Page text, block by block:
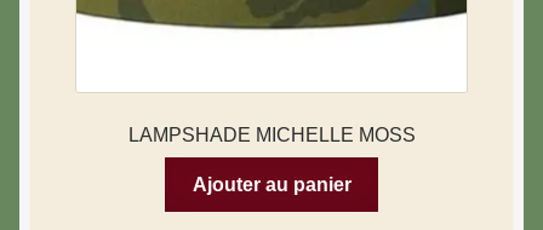
LAMPSHADE MICHELLE MOSS
Ajouter au panier